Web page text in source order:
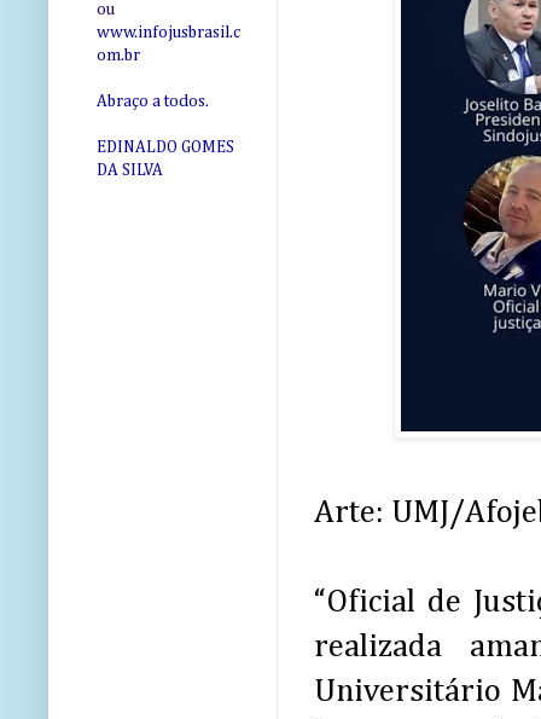
Arte: UMJ/
“Oficial de
realizada
Universitário
ou
www.infojusbrasil.c
om.br
Abraço a todos.
EDINALDO GOMES
DA SILVA